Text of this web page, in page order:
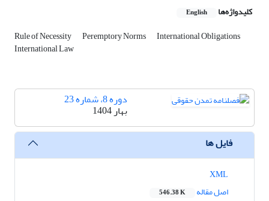
کلیدواژه‌ها English
Rule of Necessity Peremptory Norms International Obligations
International Law
دوره 8، شماره 23
بهار 1404
فایل ها
اصل مقاله
546.38 K